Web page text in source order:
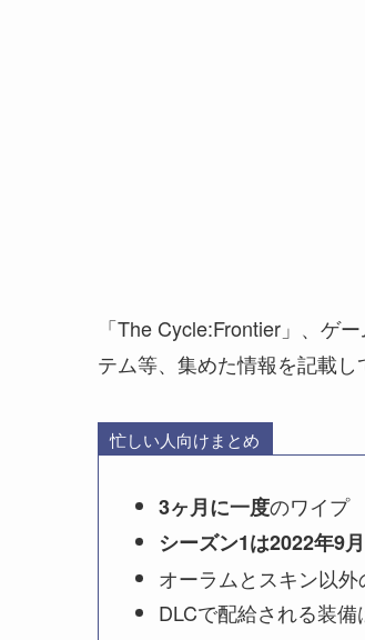
「The Cycle:Frontier」、ゲ
テム等、集めた情報を記載し
忙しい人向けまとめ
3ヶ月に一度のワイプ
シーズン1は2022年9
オーラムとスキン以
DLCで配給される装